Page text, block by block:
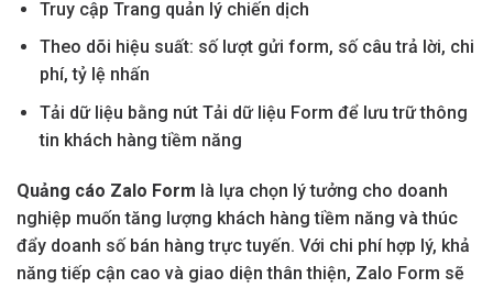
Truy cập Trang quản lý chiến dịch
Theo dõi hiệu suất: số lượt gửi form, số câu trả lời, chi
phí, tỷ lệ nhấn
Tải dữ liệu bằng nút Tải dữ liệu Form để lưu trữ thông
tin khách hàng tiềm năng
Quảng cáo Zalo Form là lựa chọn lý tưởng cho doanh
nghiệp muốn tăng lượng khách hàng tiềm năng và thúc
đẩy doanh số bán hàng trực tuyến. Với chi phí hợp lý, khả
năng tiếp cận cao và giao diện thân thiện, Zalo Form sẽ